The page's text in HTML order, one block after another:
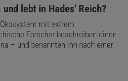
lebt in Hades' Reich?
mit extrem
Forscher beschreiben einen
– und benannten ihn nach einer